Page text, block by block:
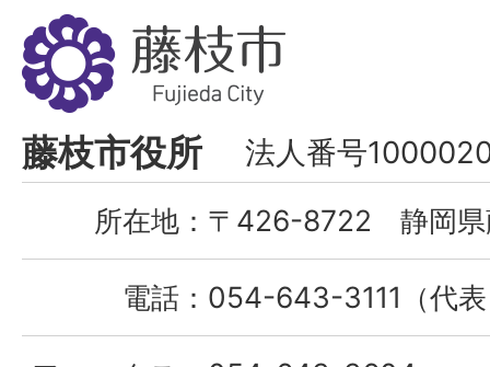
藤
枝
市
Fujieda
City
藤枝市役所 法人番号
所在地： 〒426-8722 静岡県
電話： 054-643-3111（代